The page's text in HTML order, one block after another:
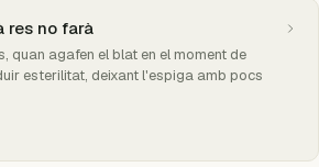
res no farà
quan agafen el blat en el moment de
esterilitat, deixant l'espiga amb pocs